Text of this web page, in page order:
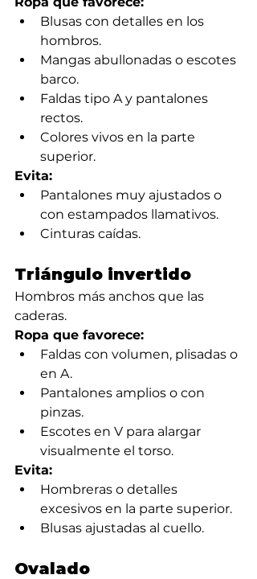
Blusas con detalles en los
hombros.
Mangas abullonadas o escotes
barco.
Faldas tipo A y pantalones
rectos.
Colores vivos en la parte
superior.
Evita:
Pantalones muy ajustados o
con estampados llamativos.
Cinturas caídas.
Triángulo invertido
Hombros más anchos que las
caderas.
Ropa que favorece:
Faldas con volumen, plisadas o
en A.
Pantalones amplios o con
pinzas.
Escotes en V para alargar
visualmente el torso.
Evita:
Hombreras o detalles
excesivos en la parte superior.
Blusas ajustadas al cuello.
Ovalado